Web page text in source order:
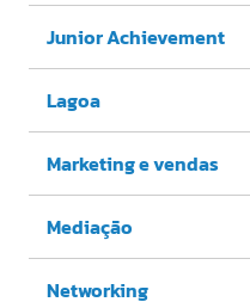
Junior Achievement
Lagoa
Marketing e vendas
Mediação
Networking